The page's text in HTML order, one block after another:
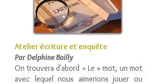
Atelier écriture et enquête
Par Delphine Bailly
On trouvera d'abord « Le » mot, un mot
avec lequel nous aimerions jouer ou